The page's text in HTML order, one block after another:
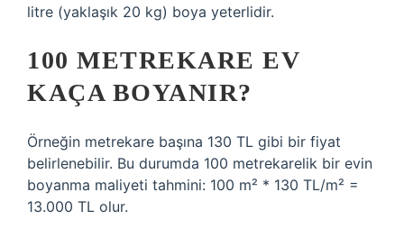
litre (yaklaşık 20 kg) boya yeterlidir.
100 METREKARE EV
KAÇA BOYANIR?
Örneğin metrekare başına 130 TL gibi bir fiyat
belirlenebilir. Bu durumda 100 metrekarelik bir evin
boyanma maliyeti tahmini: 100 m² * 130 TL/m² =
13.000 TL olur.